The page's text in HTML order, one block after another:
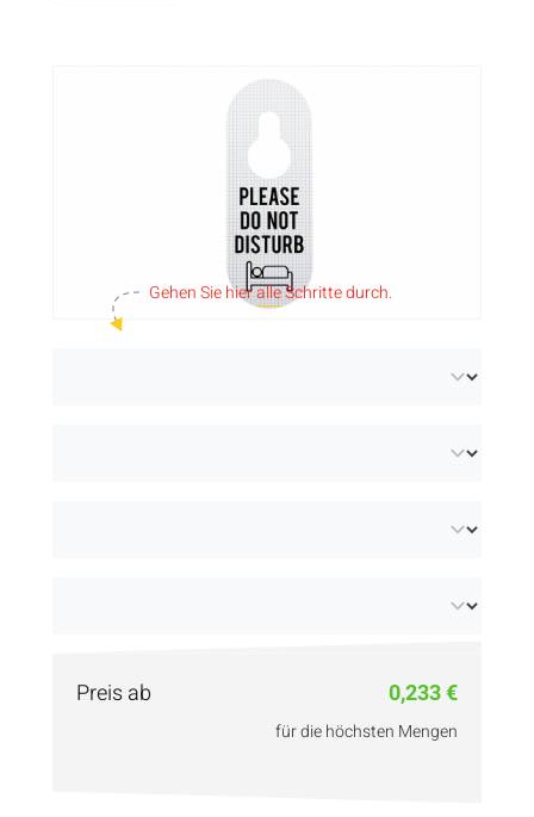
Gehen Sie hieralleSchritte durch.
Preis ab 0,233 €
für die höchsten Mengen